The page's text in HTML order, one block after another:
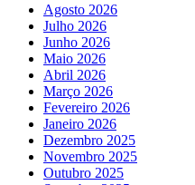
Agosto 2026
Julho 2026
Junho 2026
Maio 2026
Abril 2026
Março 2026
Fevereiro 2026
Janeiro 2026
Dezembro 2025
Novembro 2025
Outubro 2025